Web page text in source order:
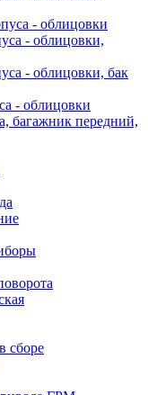
- облицовки
- облицовки,
- облицовки, бак
- облицовки
багажник передний,
сборе